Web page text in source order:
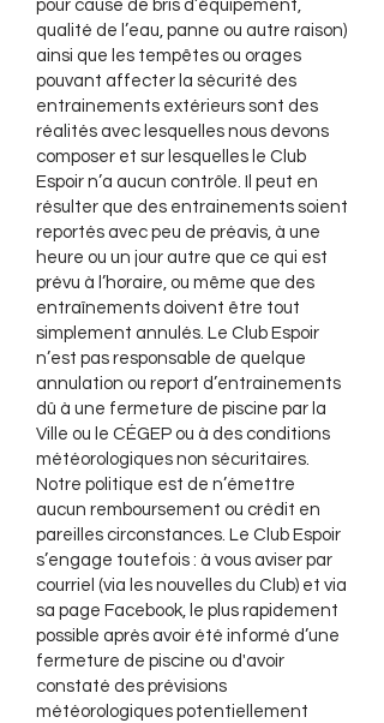
pour cause de bris d’équipement,
qualité de l’eau, panne ou autre raison)
ainsi que les tempêtes ou orages
pouvant affecter la sécurité des
entrainements extérieurs sont des
réalités avec lesquelles nous devons
composer et sur lesquelles le Club
Espoir n’a aucun contrôle. Il peut en
résulter que des entrainements soient
reportés avec peu de préavis, à une
heure ou un jour autre que ce qui est
prévu à l’horaire, ou même que des
entraînements doivent être tout
simplement annulés. Le Club Espoir
n’est pas responsable de quelque
annulation ou report d’entrainements
dû à une fermeture de piscine par la
Ville ou le CÉGEP ou à des conditions
météorologiques non sécuritaires.
Notre politique est de n’émettre
aucun remboursement ou crédit en
pareilles circonstances. Le Club Espoir
s’engage toutefois : à vous aviser par
courriel (via les nouvelles du Club) et via
sa page Facebook, le plus rapidement
possible après avoir été informé d’une
fermeture de piscine ou d'avoir
constaté des prévisions
météorologiques potentiellement